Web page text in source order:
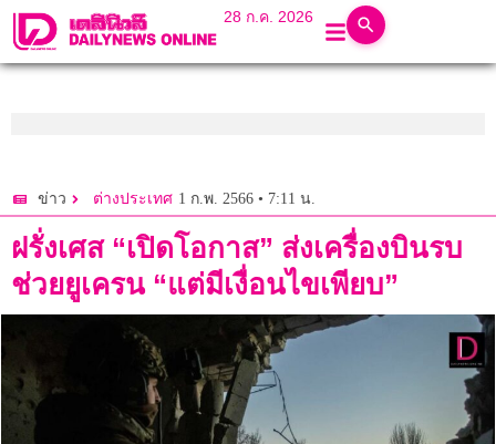
28 ก.ค. 2026
ข่าว ต่างประเทศ 1 ก.พ. 2566 • 7:11 น.
ฝรั่งเศส “เปิดโอกาส” ส่งเครื่องบินรบ
ช่วยยูเครน “แต่มีเงื่อนไขเพียบ”